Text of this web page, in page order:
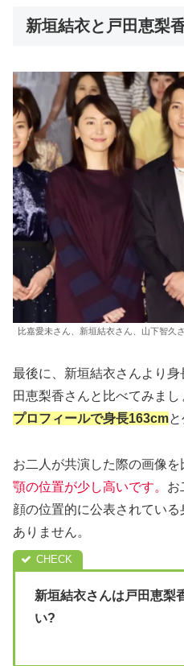
新垣結衣と戸田恵梨
比嘉愛未さん、新垣結衣さん、山下智久
最後に、新垣結衣さんより
田恵梨香さんと比べてみまし
プロフィールで身長163cm
お二人が共演した際の画像を
顎の位置が少し高いです。 お
顔の位置的に公表されてい
ありません。
新垣結衣さんは戸田恵梨
い?